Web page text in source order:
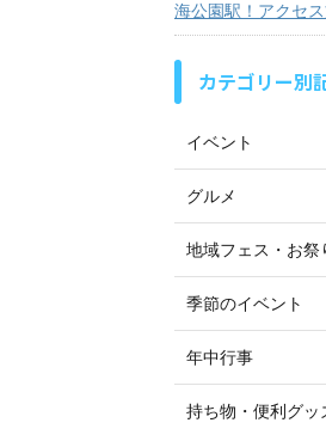
海公園駅！アクセ
カテゴリー別
イベント
グルメ
地域フェス・お祭
季節のイベント
年中行事
持ち物・便利グッ